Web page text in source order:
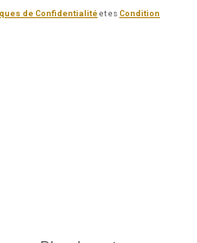
de Confidentialité et es Condition